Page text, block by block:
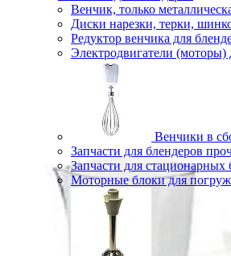
Венчик, только
Диски нарезки, терки,
Редуктор венчика для
Электродвигатели (моторы)
Венчики в
Запчасти для блендеров
Запчасти для стационарных
Моторные блоки для